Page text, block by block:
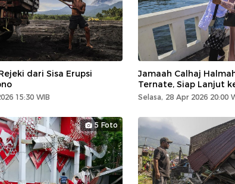
dari Sisa Erupsi
15:30 WIB
Jamaah Calhaj
Ternate, Siap Lanjut
Selasa, 28 Apr 2026 20:00
5 Foto